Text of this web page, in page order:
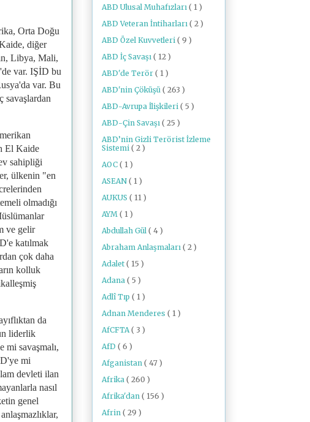
Orta Doğu
diğer
Libya, Mali,
var. IŞİD bu
var. Bu
savaşlardan
El Kaide
sahipliği
ülkenin "en
olmadığı
ve gelir
katılmak
çok daha
kolluk
da
liderlik
mi savaşmalı,
mi
devleti ilan
nasıl
genel
ABD Ulusal Muhafızları ( 1 )
ABD Veteran İntiharları ( 2 )
ABD Özel Kuvvetleri ( 9 )
ABD İç Savaşı ( 12 )
ABD'de Terör ( 1 )
ABD'nin Çöküşü ( 263 )
ABD-Avrupa İlişkileri ( 5 )
ABD-Çin Savaşı ( 25 )
ABD’nin Gizli Terörist İzleme
Sistemi ( 2 )
AOC ( 1 )
ASEAN ( 1 )
AUKUS ( 11 )
AYM ( 1 )
Abdullah Gül ( 4 )
Abraham Anlaşmaları ( 2 )
Adalet ( 15 )
Adana ( 5 )
Adlî Tıp ( 1 )
Adnan Menderes ( 1 )
AfCFTA ( 3 )
AfD ( 6 )
Afganistan ( 47 )
Afrika ( 260 )
Afrika'dan ( 156 )
Afrin ( 29 )